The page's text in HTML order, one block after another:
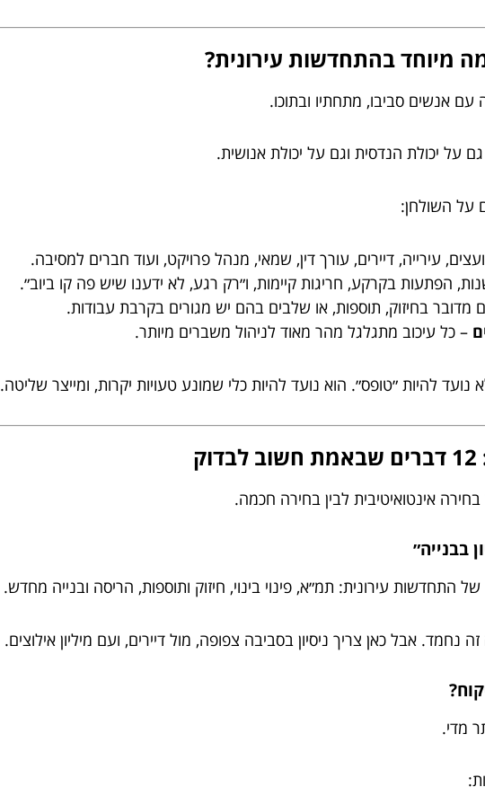
מיוחד בהתחדשות עירונית?
אנשים סביבו, מתחתיו ובתוכו.
על יכולת הנדסית וגם על יכולת אנושית.
על השולחן:
עירייה, דיירים, עורך דין, שמאי, מנהל פרויקט, ועוד חברים למסיבה.
הפתעות בקרקע, חריגות קיימות, ו״רק רגע, לא ידענו שיש פה קו ביוב״.
מדובר בחיזוק, תוספות, או שלבים בהם יש מגורים בקרבת עבודות.
– כל עיכוב מתגלגל מהר מאוד לניהול משברים מיותר.
להיות ״טופס״. הוא נועד להיות כלי שמונע טעויות יקרות, ומייצר שליטה.
אינטואיטיבית לבין בחירה חכמה.
התחדשות עירונית: תמ״א, פינוי בינוי, חיזוק ותוספות, הריסה ובנייה מחדש.
נחמד. אבל כאן צריך ניסיון בסביבה צפופה, מול דיירים, ועם מיליון אילוצים.
מדי.